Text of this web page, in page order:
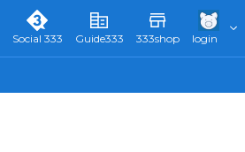
Social 333 Guide333 333shop login